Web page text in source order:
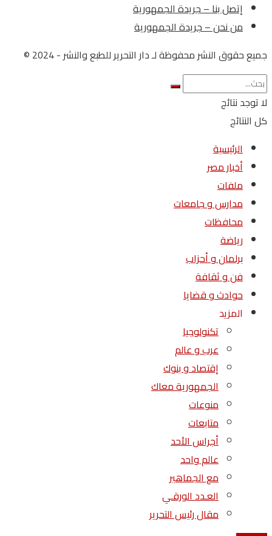
إتصل بنا – جريدة الجمهورية
من نحن – جريدة الجمهورية
جميع حقوق النشر محفوظة لـ دار التحرير للطبع والنشر - 2024 ©
لا توجد نتائج
كل النتائج
الرئيسية
أخبار مصر
ملفات
مدارس و جامعات
محافظات
رياضة
برلمان و أحزاب
فن و ثقافة
حوادث و قضايا
المزيد
تكنولوجيا
عرب و عالم
إقتصاد و بنوك
الجمهورية معاك
منوعات
متابعات
أجراس الأحد
عالم واحد
مع الجماهير
العـدد الورقـي
مقال رئيس التحرير